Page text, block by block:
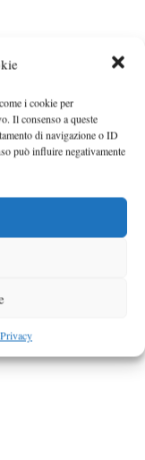
i cookie per
Il consenso a queste
di navigazione o ID
può influire negativamente